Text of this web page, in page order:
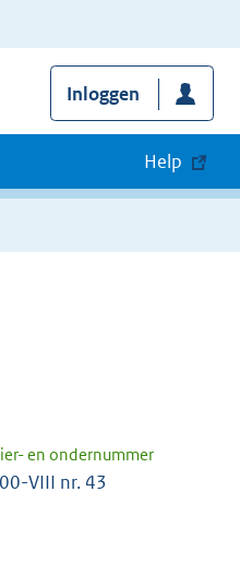
Inloggen
Help
en ondernummer
VIII nr. 43